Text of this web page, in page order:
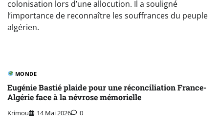
colonisation lors d’une allocution. Il a souligné
l’importance de reconnaître les souffrances du peuple
algérien.
MONDE
Eugénie Bastié plaide pour une réconciliation France-
Algérie face à la névrose mémorielle
Krimou 14 Mai 2026 0